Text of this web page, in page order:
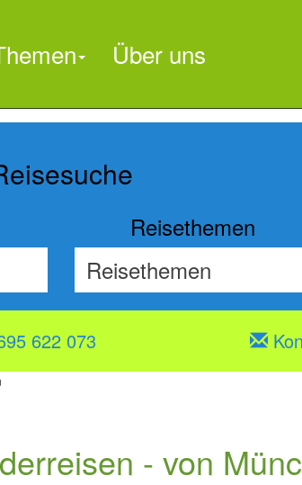
 Über uns
Reisethemen
622 073
- von